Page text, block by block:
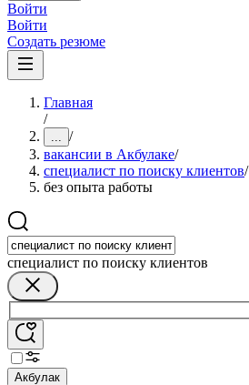
Войти
Войти
Создать резюме
Главная
/
... /
вакансии в Акбулаке/
специалист по поиску клиентов/
без опыта работы
специалист по поиску клиентов
Акбулак